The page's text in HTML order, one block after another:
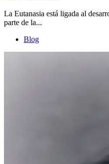
La Eutanasia está ligada al
parte de la...
Blog